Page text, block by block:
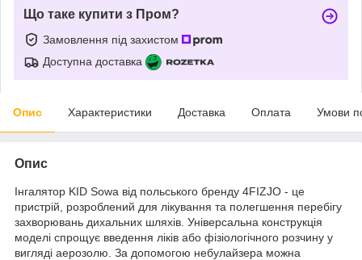
Що таке купити з Пром?
Замовлення під захистом
Доступна доставка
Опис Характеристики Доставка Оплата Умови
Опис
Інгалятор KID Sowa від польського бренду 4FIZJO - це
пристрій, розроблений для лікування та полегшення перебігу
захворювань дихальних шляхів. Універсальна конструкція
моделі спрощує введення ліків або фізіологічного розчину у
вигляді аерозолю. За допомогою небулайзера можна